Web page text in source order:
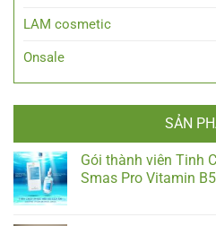
LAM cosmetic
Onsale
SẢN
Gói thành viên Tinh
Smas Pro Vitamin